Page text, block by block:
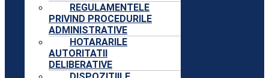
REGULAMENTELE
PRIVIND PROCEDURILE
ADMINISTRATIVE
HOTARARILE
AUTORITATII
DELIBERATIVE